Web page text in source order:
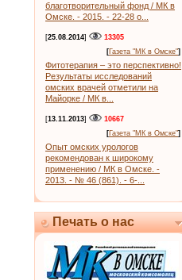
благотворительный фонд / МК в
Омске. - 2015. - 22-28 о...
[25.08.2014]
13305
[Газета "МК в Омске"]
Фитотерапия – это перспективно!
Результаты исследований
омских врачей отметили на
Майорке / МК в...
[13.11.2013]
10667
[Газета "МК в Омске"]
Опыт омских урологов
рекомендован к широкому
применению / МК в Омске. -
2013. - № 46 (861). - 6-...
Печать о нас